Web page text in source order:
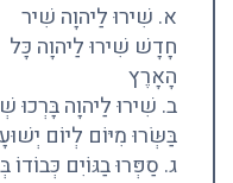
א. שִׁירוּ לַיהוָה שִׁיר
חָדָשׁ שִׁירוּ לַיהוָה כָּל
הָאָרֶץ
ב. שִׁירוּ לַיהוָה בָּרְכוּ
בַּשְּׂרוּ מִיּוֹם לְיוֹם
ג. סַפְּרוּ בַגּוֹיִם כְּבוֹדוֹ